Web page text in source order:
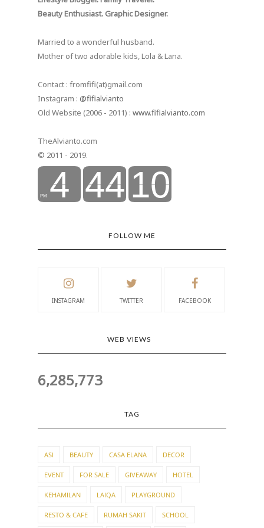
Beauty Enthusiast. Graphic Designer.
Married to a wonderful husband.
Mother of two adorable kids, Lola & Lana.
Contact : fromfifi(at)gmail.com
Instagram : @fifialvianto
Old Website (2006 - 2011) : www.fifialvianto.com
TheAlvianto.com
© 2011 - 2019.
FOLLOW ME
INSTAGRAM TWITTER FACEBOOK
WEB VIEWS
6,285,773
TAG
ASI BEAUTY CASA ELANA DECOR
EVENT FOR SALE GIVEAWAY HOTEL
KEHAMILAN LAIQA PLAYGROUND
RESTO & CAFE RUMAH SAKIT SCHOOL